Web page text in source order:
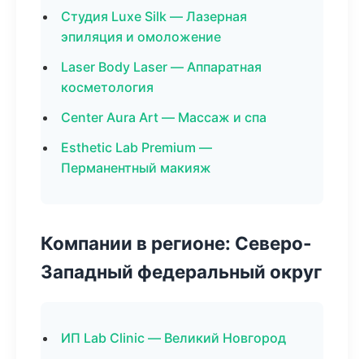
Студия Luxe Silk — Лазерная
эпиляция и омоложение
Laser Body Laser — Аппаратная
косметология
Center Aura Art — Массаж и спа
Esthetic Lab Premium —
Перманентный макияж
Компании в регионе: Северо-
Западный федеральный округ
ИП Lab Clinic — Великий Новгород